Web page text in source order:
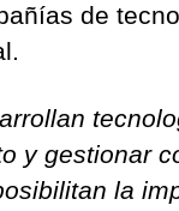
de
y gestionar
la